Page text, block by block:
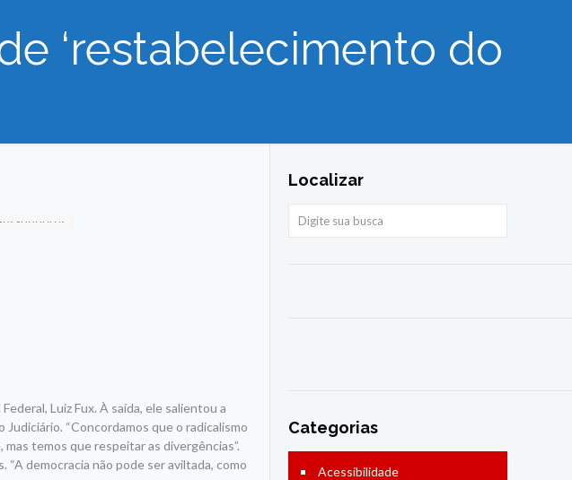
‘restabelecimento do
Luiz Fux. À saída, ele salientou a
“Concordamos que o radicalismo
temos que respeitar as divergências”.
democracia não pode ser aviltada, como
Localizar
Categorias
Acessibilidade